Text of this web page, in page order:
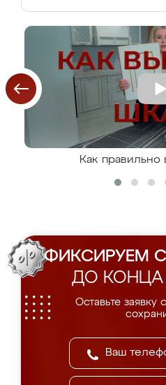
Как правильно
ФИКСИРУЕМ
ДО КОНЦА
Оставьте заявку